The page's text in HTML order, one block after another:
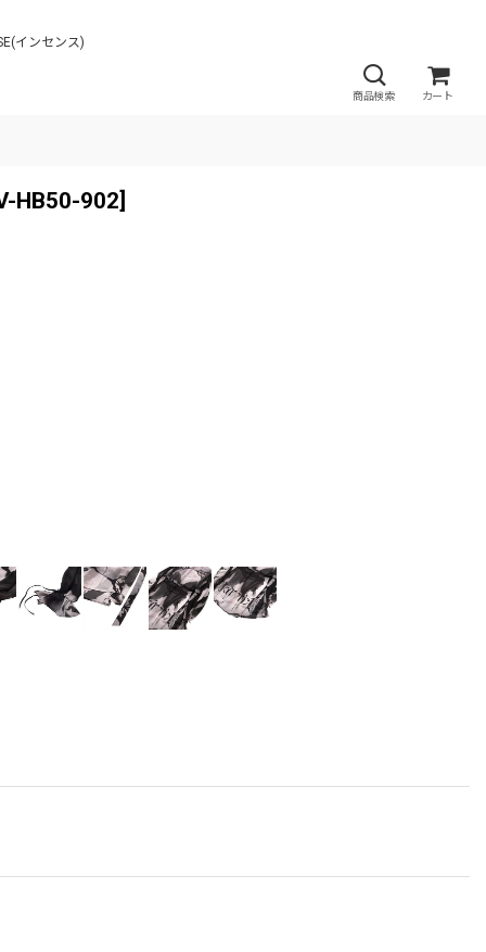
インセンス)
商品検索 カート
HB50-902]